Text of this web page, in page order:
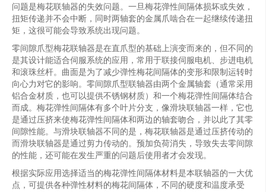
问题是梅花联轴器的失效问题。一旦梅花弹性间隔体损坏或失效，
扭矩传递并不会中断，同时两轴套的金属爪啮合在一起继续传递扭
矩，这很可能会导致系统出现问题。
零间隙爪型梅花联轴器是在直爪型的基础上演变而来的，但不同的
是其设计能适合伺服系统的应用，常用于联接伺服电机、步进电机
和滚珠丝杆。曲面是为了减少弹性梅花间隔体的变形和限制运转时
向心力对它的影响。零间隙爪型联轴器由两个金属轴套（通常采用
铝合金材质，也可以提供不锈钢材质）和一个梅花弹性间隔体结合
而成。梅花弹性间隔体有多个叶片分支，像滑块联轴器一样，它也
是通过压挤来使梅花弹性间隔体和两边的轴套吻合，并以此了其零
间隙性能。与滑块联轴器不同的是，梅花联轴器是通过压挤传动的
而滑块联轴器是通过剪力传动的。预加负荷消失，导致失去零间隙
的性能，还可能在发生严重的问题后使用者才会发现。
根据实际应用选择适当的梅花弹性间隔体材料是本联轴器的一大优
点，可提供各种弹性材料的梅花间隔体，不同的硬度和温度承受